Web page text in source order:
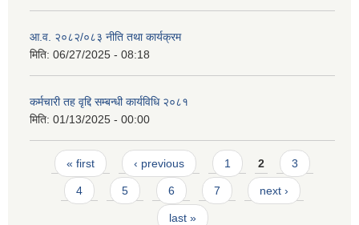
आ.व. २०८२/०८३ नीति तथा कार्यक्रम
मिति: 06/27/2025 - 08:18
कर्मचारी तह वृद्दि सम्बन्धी कार्यविधि २०८१
मिति: 01/13/2025 - 00:00
Pages
« first ‹ previous 1 2 3
4 5 6 7 next ›
last »